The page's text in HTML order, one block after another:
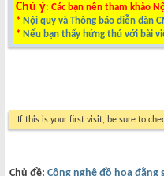
Chú ý: Các bạn nên tham khảo
* Nội quy và Thông báo diễn đàn
* Nếu bạn thấy hứng thú với bài
If this is your first visit, be sure to
Chủ đề: Công nghệ đồ hoạ đằng